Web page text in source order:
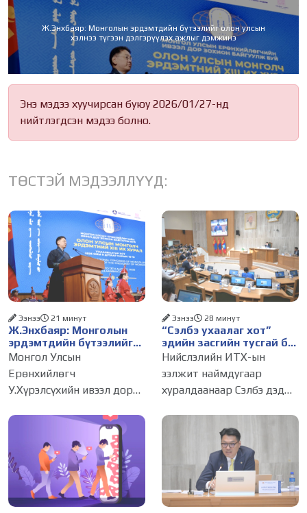
Ж.Энхбаяр: Монголын эрдэмтдийн бүтээлийг олон улсын
хэлнээ түгээн дэлгэрүүлэх ажлыг дэмжинэ
Энэ мэдээ хуучирсан буюу 2026/01/27-нд
нийтлэгдсэн мэдээ болно.
ТӨСТЭЙ МЭДЭЭЛЛҮҮД:
Ж.Энхбаяр: Монголын
эрдэмтдийн бүтээлийг
олон улсын хэлнээ түгээн
дэлгэрүүлэх ажлыг
дэмжинэ
Ээнээ 21 минут
Монгол Улсын
Ерөнхийлөгч
У.Хүрэлсүхийн ивээл дор
Уламжлал ба орчин үе"
сэдэвт олон улсын
монголч эрдэмтний XIII Их
хурал 2026.08.10-наас 13-
ны өдрүүдэд зохион
байгуулагдаж
“Сэлбэ ухаалаг хот”
эдийн засгийн тусгай бүс
байгуулах тогтоолын
төслийг батлууллаа
Ээнээ 28 минут
Нийслэлийн ИТХ-ын
ээлжит наймдугаар
хуралдаанаар Сэлбэ дэд
бүс байгуулах тухай
тогтоолын төслийг
хэлэлцүүлж батлуулав.
Сүхбаатар дүүргийн 14,
Чингэлтэйн 14, 18 дугаар